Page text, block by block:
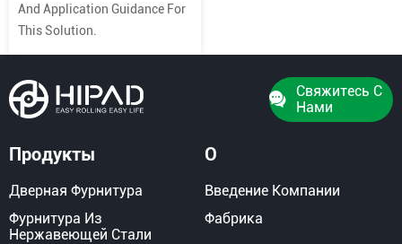
And Application Guidance For
This Solution.
Свяжитесь С
Нами
Продукты
Дверная Фурнитура
Фурнитура Из
Нержавеющей Стали
О
Введение Компании
Фабрика